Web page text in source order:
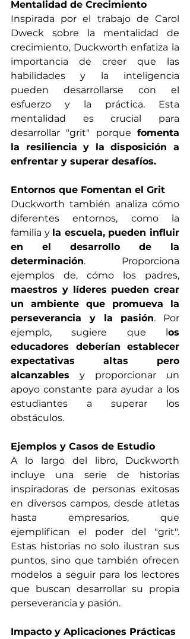
Mentalidad de Crecimiento
Inspirada por el trabajo de Carol
Dweck sobre la mentalidad de
crecimiento, Duckworth enfatiza la
importancia de creer que las
habilidades y la inteligencia
pueden desarrollarse con el
esfuerzo y la práctica. Esta
mentalidad es crucial para
desarrollar "grit" porque fomenta
la resiliencia y la disposición a
enfrentar y superar desafíos.
Entornos que Fomentan el Grit
Duckworth también analiza cómo
diferentes entornos, como la
familia y la escuela, pueden influir
en el desarrollo de la
determinación. Proporciona
maestros y líderes pueden crear
un ambiente que promueva la
perseverancia y la pasión. Por
ejemplo, sugiere que los
educadores deberían establecer
expectativas altas pero
alcanzables y proporcionar un
apoyo constante para ayudar a los
estudiantes a superar los
obstáculos.
Ejemplos y Casos de Estudio
A lo largo del libro, Duckworth
incluye una serie de historias
inspiradoras de personas exitosas
en diversos campos, desde atletas
hasta empresarios, que
ejemplifican el poder del "grit".
Estas historias no solo ilustran sus
puntos, sino que también ofrecen
modelos a seguir para los lectores
que buscan desarrollar su propia
perseverancia y pasión.
Impacto y Aplicaciones Prácticas